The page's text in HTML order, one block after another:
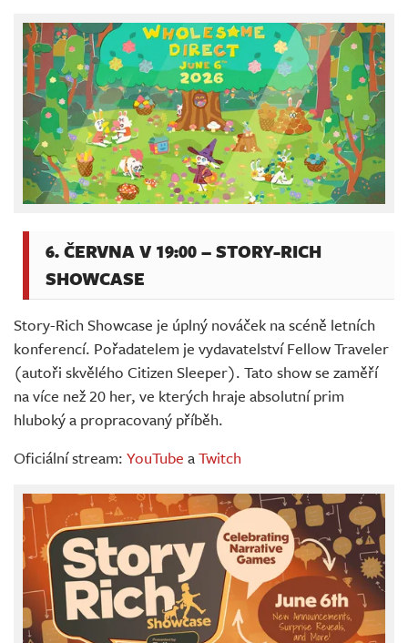
6. ČERVNA V 19:00 – STORY-RICH
SHOWCASE
Story-Rich Showcase je úplný nováček na scéně letních
konferencí. Pořadatelem je vydavatelství Fellow Traveler
(autoři skvělého Citizen Sleeper). Tato show se zaměří
na více než 20 her, ve kterých hraje absolutní prim
hluboký a propracovaný příběh.
Oficiální stream: YouTube aTwitch